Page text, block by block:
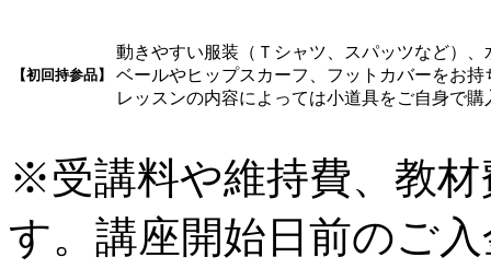
【初回持参品】
動きやすい服装（Ｔシャツ、スパッツなど）
ベールやヒップスカーフ、フットカバーをお
レッスンの内容によっては小道具をご自身で
※受講料や維持費、教
す。講座開始日前のご